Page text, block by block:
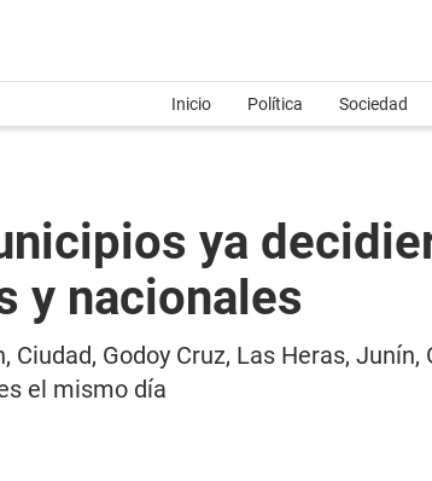
Inicio Política Sociedad
ya
y nacionales
Ciudad, Godoy Cruz, Las Heras,
el mismo día